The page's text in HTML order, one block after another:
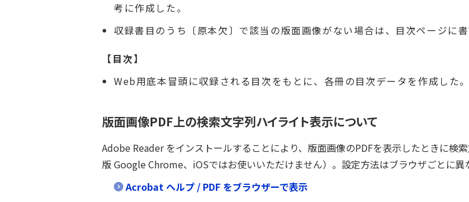
考に作成した。
収録書目のうち〔原本欠〕で該当の版面画像がない場合は、目次ページに
【目次】
Web用底本冒頭に収録される目次をもとに、各冊の目次データを作成した。
版面画像PDF上の検索文字列ハイライト表示について
Adobe Reader をインストールすることにより、版面画像のPDFを表示したときに検
版 Google Chrome、iOSではお使いいただけません）。設定方法はブラウザごとに異
Acrobat ヘルプ / PDF をブラウザーで表示